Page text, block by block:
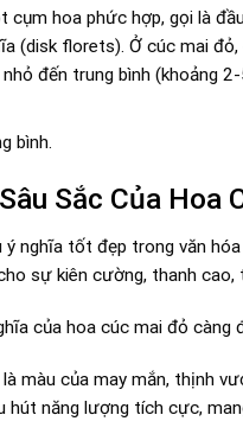
hoa phức hợp, gọi là
(disk florets). Ở cúc mai
đến trung bình (khoảng
bình.
Sắc Của Hoa
nghĩa tốt đẹp trong văn
sự kiên cường, thanh
của hoa cúc mai đỏ càng
màu của may mắn, thịnh
năng lượng tích cực,